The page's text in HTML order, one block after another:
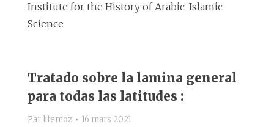
Institute for the History of Arabic-Islamic
Science
Tratado sobre la lamina general
para todas las latitudes :
Par lifemoz 16 mars 2021